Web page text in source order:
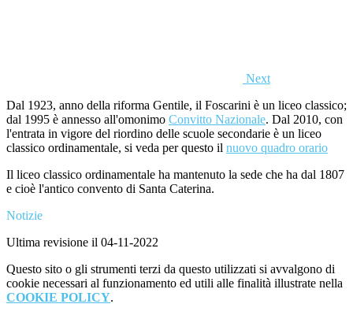
Next
Dal 1923, anno della riforma Gentile, il Foscarini è un liceo classico;
dal 1995 è annesso all'omonimo Convitto Nazionale. Dal 2010, con
l'entrata in vigore del riordino delle scuole secondarie è un liceo
classico ordinamentale, si veda per questo il nuovo quadro orario
Il liceo classico ordinamentale ha mantenuto la sede che ha dal 1807
e cioè l'antico convento di Santa Caterina.
Notizie
Ultima revisione il 04-11-2022
Questo sito o gli strumenti terzi da questo utilizzati si avvalgono di
cookie necessari al funzionamento ed utili alle finalità illustrate nella
COOKIE POLICY.